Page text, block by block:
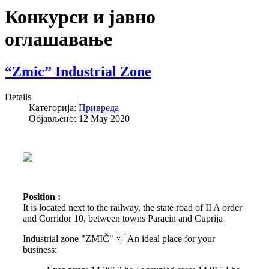
Конкурси и јавно
оглашавање
“Zmic” Industrial Zone
Details
Категорија: Привреда
Објављено: 12 May 2020
Position :
It is located next to the railway, the state road of II A order
and Corridor 10, between towns Paracin and Cuprija
Industrial zone "ZMIČ" An ideal place for your
business: